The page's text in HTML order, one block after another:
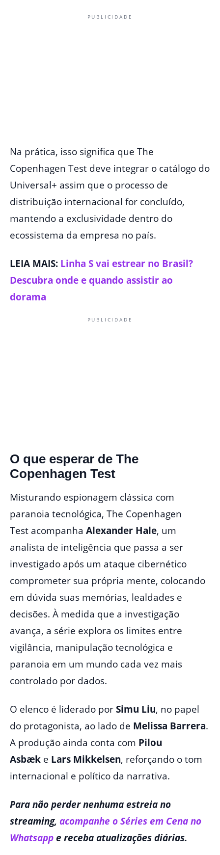
PUBLICIDADE
Na prática, isso significa que The
Copenhagen Test deve integrar o catálogo do
Universal+ assim que o processo de
distribuição internacional for concluído,
mantendo a exclusividade dentro do
ecossistema da empresa no país.
LEIA MAIS: Linha S vai estrear no Brasil?
Descubra onde e quando assistir ao
dorama
PUBLICIDADE
O que esperar de The
Copenhagen Test
Misturando espionagem clássica com
paranoia tecnológica, The Copenhagen
Test acompanha Alexander Hale, um
analista de inteligência que passa a ser
investigado após um ataque cibernético
comprometer sua própria mente, colocando
em dúvida suas memórias, lealdades e
decisões. À medida que a investigação
avança, a série explora os limites entre
vigilância, manipulação tecnológica e
paranoia em um mundo cada vez mais
controlado por dados.
O elenco é liderado porSimu Liu, no papel
do protagonista, ao lado de Melissa Barrera.
A produção ainda conta com Pilou
Asbæk e Lars Mikkelsen, reforçando o tom
internacional e político da narrativa.
Para não perder nenhuma estreia no
streaming, acompanhe o Séries em Cena no
Whatsappe receba atualizações diárias.